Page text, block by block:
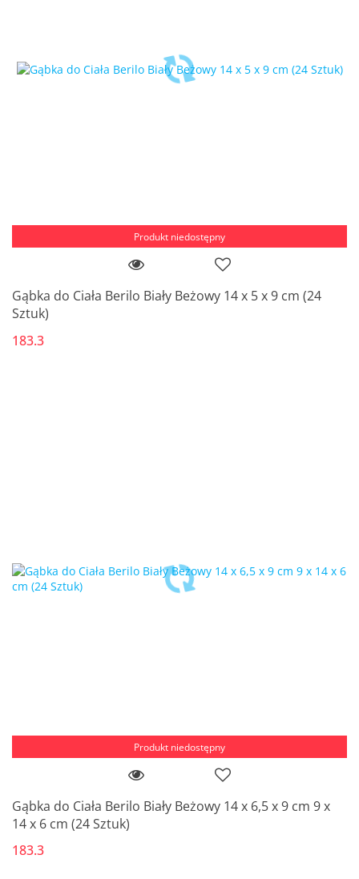
Produkt niedostępny
Gąbka do Ciała Berilo Biały Beżowy 14 x 5 x 9 cm (24
Sztuk)
183.3
Produkt niedostępny
Gąbka do Ciała Berilo Biały Beżowy 14 x 6,5 x 9 cm 9 x
14 x 6 cm (24 Sztuk)
183.3